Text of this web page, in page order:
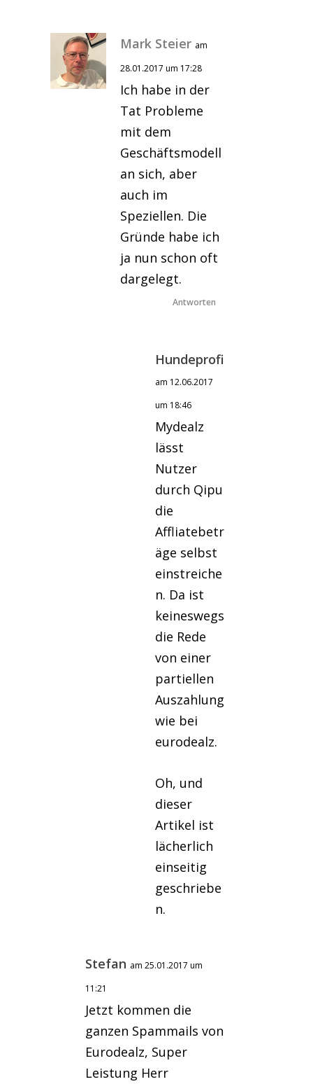
Mark Steier am
28.01.2017 um 17:28
Ich habe in der
Tat Probleme
mit dem
Geschäftsmodell
an sich, aber
auch im
Speziellen. Die
Gründe habe ich
ja nun schon oft
dargelegt.
Antworten
Hundeprofi
am 12.06.2017
um 18:46
Mydealz
lässt
Nutzer
durch Qipu
die
Affliatebetr
äge selbst
einstreiche
n. Da ist
keineswegs
die Rede
von einer
partiellen
Auszahlung
wie bei
eurodealz.
Oh, und
dieser
Artikel ist
lächerlich
einseitig
geschriebe
n.
Stefan am 25.01.2017 um
11:21
Jetzt kommen die
ganzen Spammails von
Eurodealz, Super
Leistung Herr